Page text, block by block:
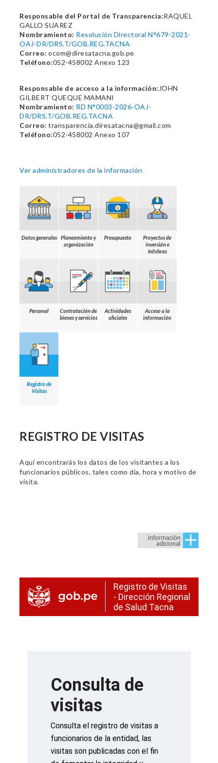
Responsable del Portal de Transparencia:RAQUEL
GALLO SUAREZ
Nombramiento: Resolución Directoral N°679-2021-
OAJ-DR/DRS.T/GOB.REG.TACNA
Correo: ocom@diresatacna.gob.pe
Teléfono:052-458002 Anexo 123
Responsable de acceso a la información: JOHN
GILBERT QUEQUE MAMANI
Nombramiento: RD N°0003-2026-OAJ-
DR/DRS.T/GOB.REG.TACNA
Correo: transparencia.diresatacna@gmail.com
Teléfono:052-458002 Anexo 107
Ver administradores de la información
Datos generales
Planeamiento y
organización
Presupuesto
Proyectos de
inversión e
Infobras
Personal
Contratación de
bienes y servicios
Actividades
oficiales
Acceso a la
información
Registro de
Visitas
REGISTRO DE VISITAS
Aquí encontrarás los datos de los visitantes a los
funcionarios públicos, tales como día, hora y motivo de
visita.